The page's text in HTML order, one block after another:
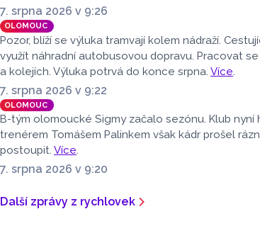
7. srpna 2026 v 9:26
OLOMOUC
Pozor, blíží se výluka tramvají kolem nádraží.
využít náhradní autobusovou dopravu. Pracovat
a kolejích. Výluka potrvá do konce srpna. Více.
7. srpna 2026 v 9:22
OLOMOUC
B-tým olomoucké Sigmy začalo sezónu. Klub nyní
trenérem Tomášem Palinkem však kádr prošel
postoupit. Více.
7. srpna 2026 v 9:20
Další zprávy z rychlovek